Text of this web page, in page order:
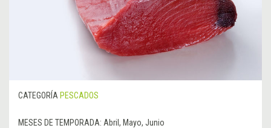
CATEGORÍA PESCADOS
MESES DE TEMPORADA: Abril, Mayo, Junio